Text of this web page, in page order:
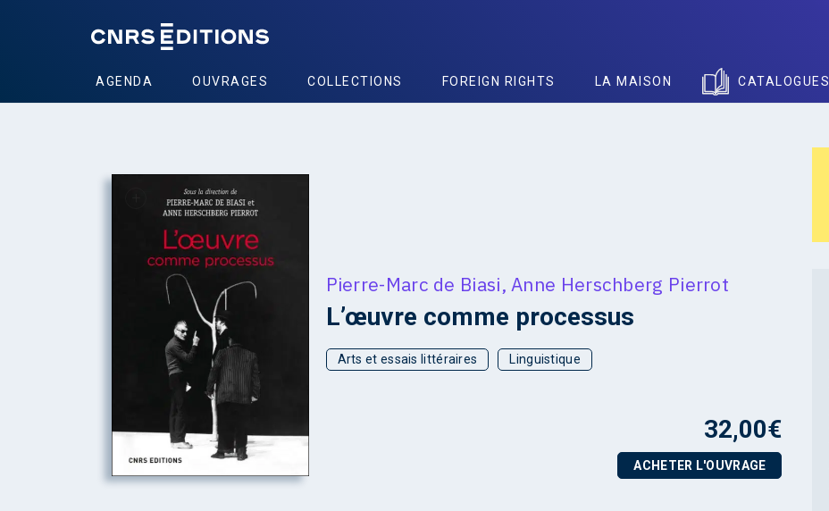
AGENDA OUVRAGES COLLECTIONS FOREIGN RIGHTS LA MAISON CATALOGUES
Pierre-Marc de Biasi, Anne Herschberg Pierrot
L’œuvre comme processus
Arts et essais littéraires Linguistique
32,00€
ACHETER L'OUVRAGE